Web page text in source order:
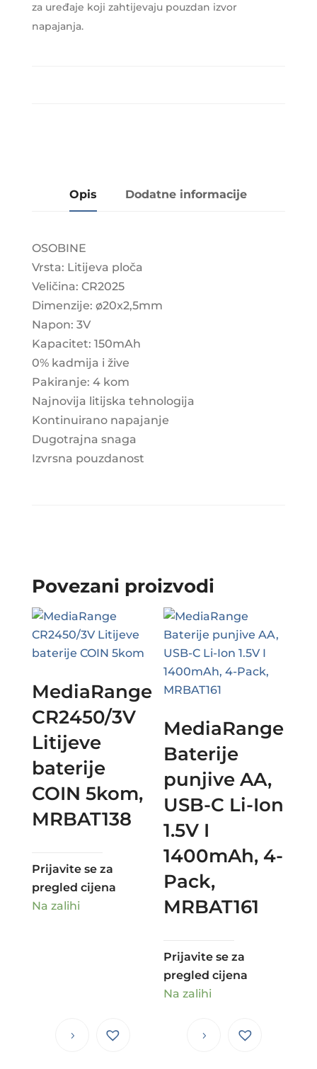
za uređaje koji zahtijevaju pouzdan izvor
napajanja.
Opis Dodatne informacije
OSOBINE
Vrsta: Litijeva ploča
Veličina: CR2025
Dimenzije: ø20x2,5mm
Napon: 3V
Kapacitet: 150mAh
0% kadmija i žive
Pakiranje: 4 kom
Najnovija litijska tehnologija
Kontinuirano napajanje
Dugotrajna snaga
Izvrsna pouzdanost
Povezani proizvodi
MediaRange
CR2450/3V
Litijeve
baterije
COIN 5kom,
MRBAT138
Prijavite se za
pregled cijena
Na zalihi
MediaRange
Baterije
punjive AA,
USB-C Li-Ion
1.5V I
1400mAh, 4-
Pack,
MRBAT161
Prijavite se za
pregled cijena
Na zalihi